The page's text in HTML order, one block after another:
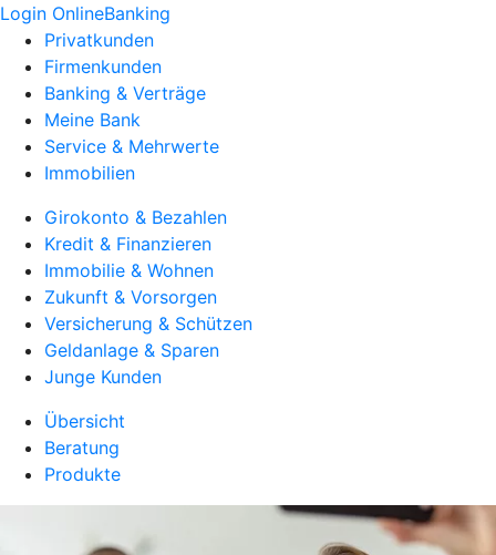
Login OnlineBanking
Privatkunden
Firmenkunden
Banking & Verträge
Meine Bank
Service & Mehrwerte
Immobilien
Girokonto & Bezahlen
Kredit & Finanzieren
Immobilie & Wohnen
Zukunft & Vorsorgen
Versicherung & Schützen
Geldanlage & Sparen
Junge Kunden
Übersicht
Beratung
Produkte